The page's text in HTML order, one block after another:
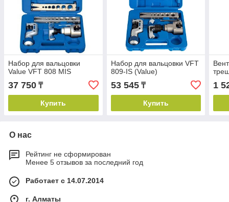
Набор для вальцовки
Value VFT 808 MIS
37 750 ₸
Купить
Набор для вальцовки VFT
809-IS (Value)
53 545₸
Купить
1
О нас
Рейтинг не сформирован
Менее 5 отзывов за последний год
Работает с 14.07.2014
г. Алматы